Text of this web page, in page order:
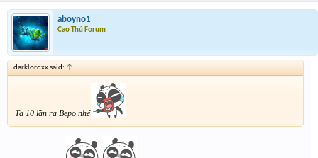
aboyno1
Cao Thủ Forum
darklordxx said: ↑
Ta 10 lần ra Bepo nhé